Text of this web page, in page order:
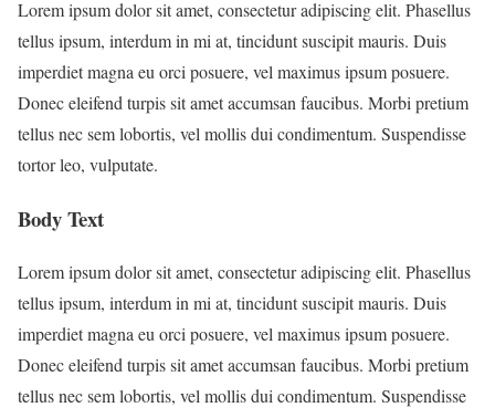
Lorem ipsum dolor sit amet, consectetur adipiscing elit. Phasellus
tellus ipsum, interdum in mi at, tincidunt suscipit mauris. Duis
imperdiet magna eu orci posuere, vel maximus ipsum posuere.
Donec eleifend turpis sit amet accumsan faucibus. Morbi pretium
tellus nec sem lobortis, vel mollis dui condimentum. Suspendisse
tortor leo, vulputate.
Body Text
Lorem ipsum dolor sit amet, consectetur adipiscing elit. Phasellus
tellus ipsum, interdum in mi at, tincidunt suscipit mauris. Duis
imperdiet magna eu orci posuere, vel maximus ipsum posuere.
Donec eleifend turpis sit amet accumsan faucibus. Morbi pretium
tellus nec sem lobortis, vel mollis dui condimentum. Suspendisse